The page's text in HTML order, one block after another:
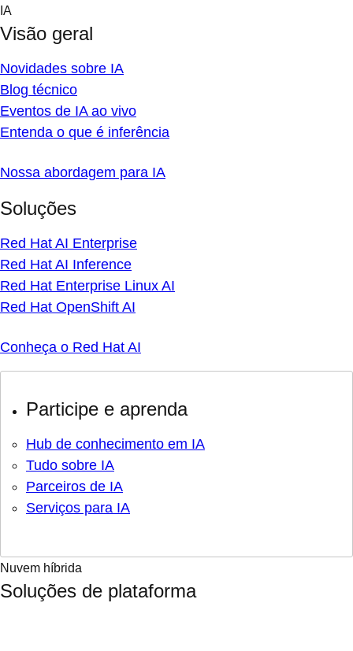
Skip
content
IA
Visão geral
Novidades sobre IA
Blog técnico
Eventos de IA ao vivo
Entenda o que é inferência
Nossa abordagem para IA
Soluções
Red Hat AI Enterprise
Red Hat AI Inference
Red Hat Enterprise Linux AI
Red Hat OpenShift AI
Conheça o Red Hat AI
Participe e aprenda
Hub de conhecimento em IA
Tudo sobre IA
Parceiros de IA
Serviços para IA
Nuvem híbrida
Soluções de plataforma